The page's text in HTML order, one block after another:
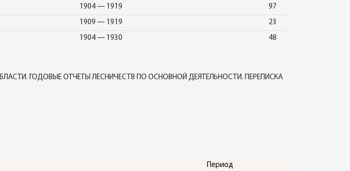
1904 — 1919 97
1909 — 1919 23
1904 — 1930 48
ГОДОВЫЕ ОТЧЕТЫ ЛЕСНИЧЕСТВ ПО ОСНОВНОЙ ДЕЯТЕЛЬНОСТИ. ПЕРЕПИСКА
Период